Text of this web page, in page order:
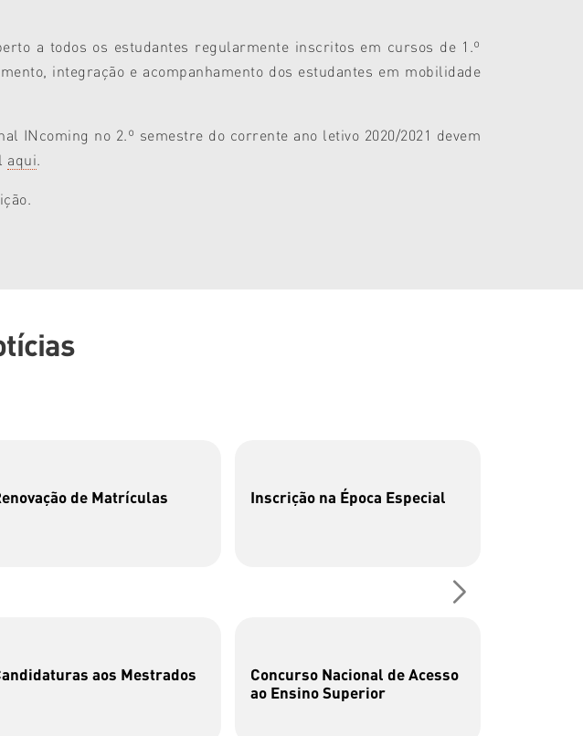
a todos os estudantes regularmente inscritos em cursos de 1.º
integração e acompanhamento dos estudantes em mobilidade
INcoming no 2.º semestre do corrente ano letivo 2020/2021 devem
aqui.
de Matrículas Inscrição na Época Especial
aos Mestrados
Concurso Nacional de Acesso
ao Ensino Superior